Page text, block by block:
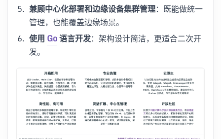
兼顾中心化部署和边缘设备集群管理：既能做统一
管理，也能覆盖边缘场景。
使用 Go语言开发：架构设计简洁，更适合二次开
发。